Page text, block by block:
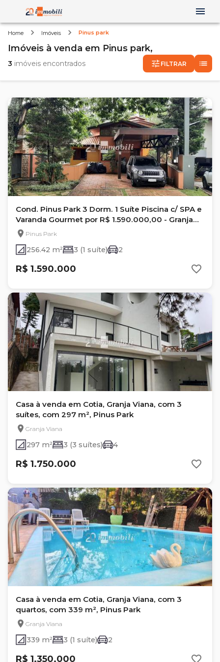
Home Imóveis Pinus park
Imóveis à venda em Pinus park,
3 imóveis encontrados FILTRAR
Cond. Pinus Park 3 Dorm. 1 Suíte Piscina c/ SPA e
Varanda Gourmet por R$ 1.590.000,00 - Granja
VianaPinus Park
256.42 m² 3 (1 suíte) 2
R$ 1.590.000
Casa à venda em Cotia, Granja Viana, com 3
suítes, com 297 m², Pinus Park
Granja Viana
297 m² 3 (3 suítes) 4
R$ 1.750.000
Casa à venda em Cotia, Granja Viana, com 3
quartos, com 339 m², Pinus Park
Granja Viana
339 m² 3 (1 suíte) 2
R$ 1.350.000